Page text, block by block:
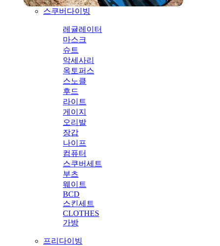
스쿠버다이빙
레귤레이터
마스크
슈트
악세사리
옥토퍼스
스노클
후드
라이트
게이지
오리발
장갑
나이프
컴퓨터
스쿠버세트
부츠
웨이트
BCD
스킨세트
CLOTHES
가방
프리다이빙